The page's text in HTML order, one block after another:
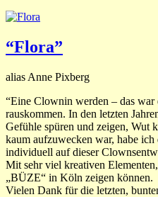
“Flora”
alias Anne Pixberg
“Eine Clownin werden – das
rauskommen. In den letzten
Gefühle spüren und zeigen, Wut
kaum aufzuwecken war, habe
individuell auf dieser
Mit sehr viel kreativen
„BÜZE“ in Köln zeigen können.
Vielen Dank für die letzten,